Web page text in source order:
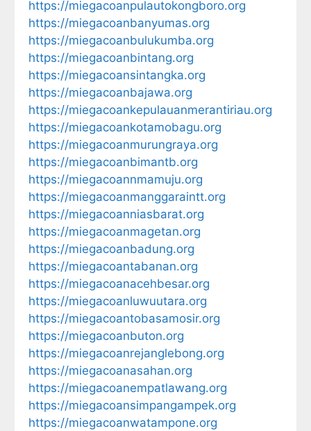
https://miegacoanpulautokongboro.org
https://miegacoanbanyumas.org
https://miegacoanbulukumba.org
https://miegacoanbintang.org
https://miegacoansintangka.org
https://miegacoanbajawa.org
https://miegacoankepulauanmerantiriau.org
https://miegacoankotamobagu.org
https://miegacoanmurungraya.org
https://miegacoanbimantb.org
https://miegacoannmamuju.org
https://miegacoanmanggaraintt.org
https://miegacoanniasbarat.org
https://miegacoanmagetan.org
https://miegacoanbadung.org
https://miegacoantabanan.org
https://miegacoanacehbesar.org
https://miegacoanluwuutara.org
https://miegacoantobasamosir.org
https://miegacoanbuton.org
https://miegacoanrejanglebong.org
https://miegacoanasahan.org
https://miegacoanempatlawang.org
https://miegacoansimpangampek.org
https://miegacoanwatampone.org